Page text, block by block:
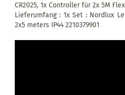
CR2025, 1x Controller für 2x 5M
Lieferumfang : 1x Set : Nordlux
2x5 meters IP44 2210379901